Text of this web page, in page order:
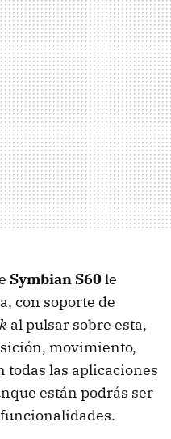
Symbian S60le
con soporte de
al pulsar sobre esta,
movimiento,
todas las aplicaciones
están podrás ser